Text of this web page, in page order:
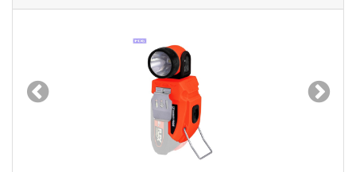
Anterior